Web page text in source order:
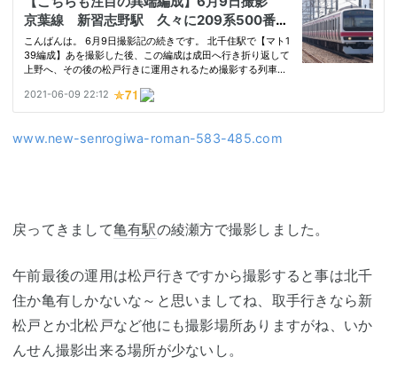
www.new-senrogiwa-roman-583-485.com
戻ってきまして亀有駅の綾瀬方で撮影しました。
午前最後の運用は松戸行きですから撮影すると事は北千
住か亀有しかないな～と思いましてね、取手行きなら新
松戸とか北松戸など他にも撮影場所ありますがね、いか
んせん撮影出来る場所が少ないし。